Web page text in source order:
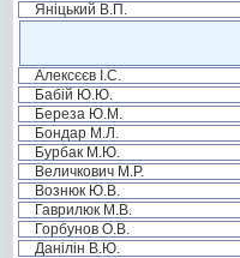
Яніцький В.П.
Алексєєв І.С.
Бабій Ю.Ю.
Береза Ю.М.
Бондар М.Л.
Бурбак М.Ю.
Величкович М.Р.
Вознюк Ю.В.
Гаврилюк М.В.
Горбунов О.В.
Данілін В.Ю.